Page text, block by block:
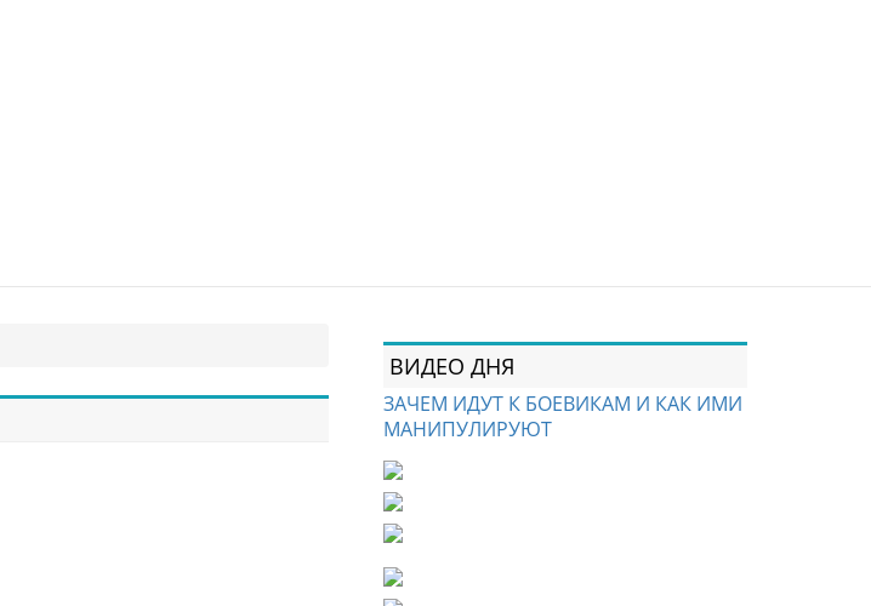
ВИДЕО ДНЯ
ЗАЧЕМ ИДУТ К БОЕВИКАМ И КАК ИМИ
МАНИПУЛИРУЮТ